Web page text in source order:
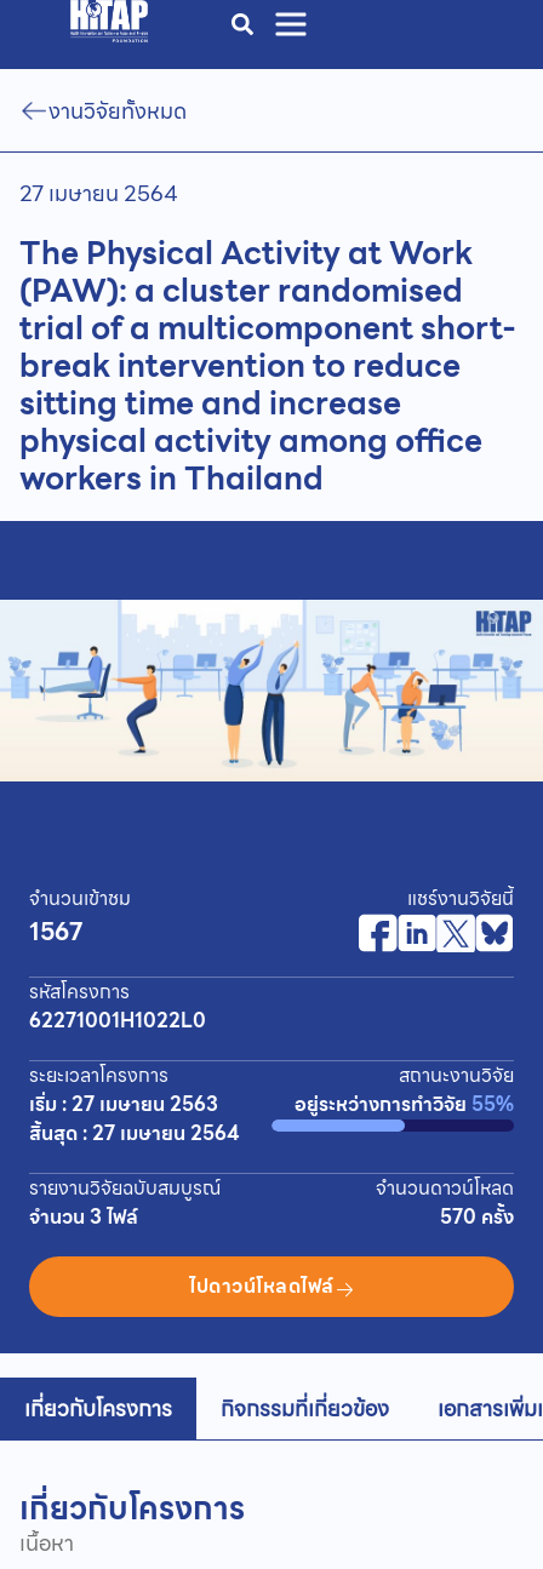
งานวิจัยทั้งหมด
27 เมษายน 2564
The Physical Activity at Work
(PAW): a cluster randomised
trial of a multicomponent short-
break intervention to reduce
sitting time and increase
physical activity among office
workers in Thailand
จำนวนเข้าชม
1567
แชร์งานวิจัยนี้
รหัสโครงการ
62271001H1022L0
ระยะเวลาโครงการ
เริ่ม : 27 เมษายน 2563
สิ้นสุด : 27 เมษายน 2564
สถานะงานวิจัย
อยู่ระหว่างการทำวิจัย 55%
รายงานวิจัยฉบับสมบูรณ์
จำนวน 3 ไฟล์
จำนวนดาวน์โหลด
570 ครั้ง
ไปดาวน์โหลดไฟล์
เกี่ยวกับโครงการ กิจกรรมที่เกี่ยวข้อง เอกสารเพิ่
เกี่ยวกับโครงการ
เนื้อหา